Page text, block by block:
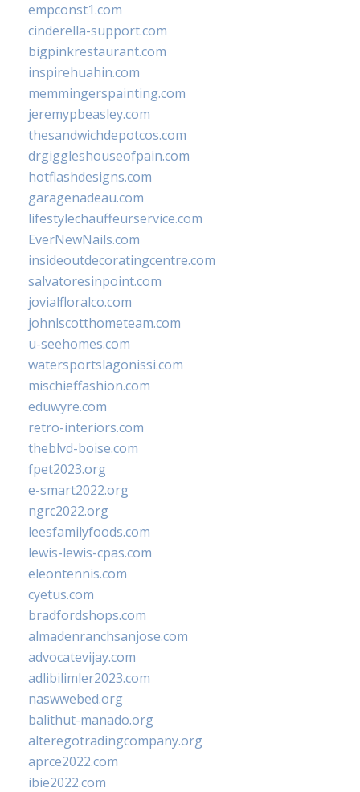
empconst1.com
cinderella-support.com
bigpinkrestaurant.com
inspirehuahin.com
memmingerspainting.com
jeremypbeasley.com
thesandwichdepotcos.com
drgiggleshouseofpain.com
hotflashdesigns.com
garagenadeau.com
lifestylechauffeurservice.com
EverNewNails.com
insideoutdecoratingcentre.com
salvatoresinpoint.com
jovialfloralco.com
johnlscotthometeam.com
u-seehomes.com
watersportslagonissi.com
mischieffashion.com
eduwyre.com
retro-interiors.com
theblvd-boise.com
fpet2023.org
e-smart2022.org
ngrc2022.org
leesfamilyfoods.com
lewis-lewis-cpas.com
eleontennis.com
cyetus.com
bradfordshops.com
almadenranchsanjose.com
advocatevijay.com
adlibilimler2023.com
naswwebed.org
balithut-manado.org
alteregotradingcompany.org
aprce2022.com
ibie2022.com